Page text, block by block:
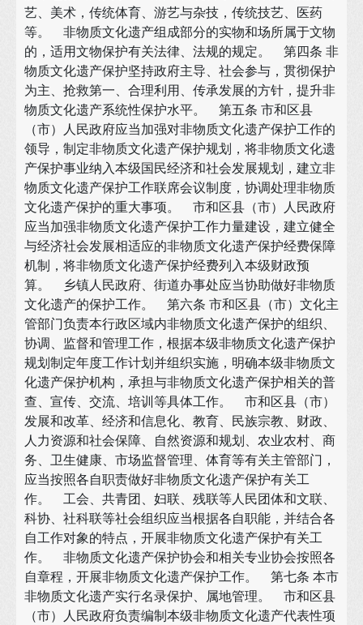
艺、美术，传统体育、游艺与杂技，传统技艺、医药
等。 非物质文化遗产组成部分的实物和场所属于文物
的，适用文物保护有关法律、法规的规定。 第四条 非
物质文化遗产保护坚持政府主导、社会参与，贯彻保护
为主、抢救第一、合理利用、传承发展的方针，提升非
物质文化遗产系统性保护水平。 第五条 市和区县
（市）人民政府应当加强对非物质文化遗产保护工作的
领导，制定非物质文化遗产保护规划，将非物质文化遗
产保护事业纳入本级国民经济和社会发展规划，建立非
物质文化遗产保护工作联席会议制度，协调处理非物质
文化遗产保护的重大事项。 市和区县（市）人民政府
应当加强非物质文化遗产保护工作力量建设，建立健全
与经济社会发展相适应的非物质文化遗产保护经费保障
机制，将非物质文化遗产保护经费列入本级财政预
算。 乡镇人民政府、街道办事处应当协助做好非物质
文化遗产的保护工作。 第六条 市和区县（市）文化主
管部门负责本行政区域内非物质文化遗产保护的组织、
协调、监督和管理工作，根据本级非物质文化遗产保护
规划制定年度工作计划并组织实施，明确本级非物质文
化遗产保护机构，承担与非物质文化遗产保护相关的普
查、宣传、交流、培训等具体工作。 市和区县（市）
发展和改革、经济和信息化、教育、民族宗教、财政、
人力资源和社会保障、自然资源和规划、农业农村、商
务、卫生健康、市场监督管理、体育等有关主管部门，
应当按照各自职责做好非物质文化遗产保护有关工
作。 工会、共青团、妇联、残联等人民团体和文联、
科协、社科联等社会组织应当根据各自职能，并结合各
自工作对象的特点，开展非物质文化遗产保护有关工
作。 非物质文化遗产保护协会和相关专业协会按照各
自章程，开展非物质文化遗产保护工作。 第七条 本市
非物质文化遗产实行名录保护、属地管理。 市和区县
（市）人民政府负责编制本级非物质文化遗产代表性项